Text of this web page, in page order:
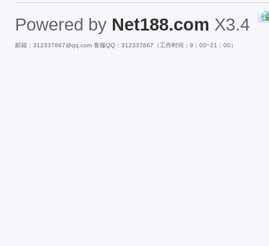
Powered by Net188.com X3.4
邮箱：312337667@qq.com 客服QQ：312337667（工作时间：9：00~21：00）